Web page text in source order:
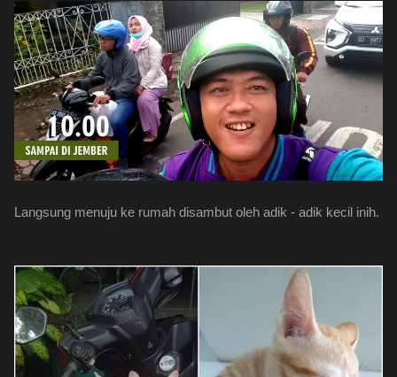
Langsung menuju ke rumah disambut oleh adik - adik kecil inih.